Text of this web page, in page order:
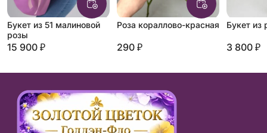
Букет из 51 малиновой
розы
15 900 ₽
Роза кораллово-красная
290 ₽
Букет из
3 800 ₽